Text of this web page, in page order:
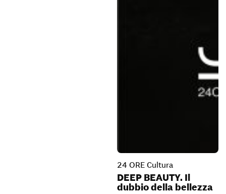
24 ORE Cultura
DEEP BEAUTY. Il
dubbio della bellezza